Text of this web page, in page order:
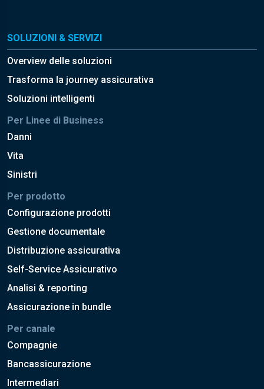
SOLUZIONI & SERVIZI
Overview delle soluzioni
Trasforma la journey assicurativa
Soluzioni intelligenti
Per Linee di Business
Danni
Vita
Sinistri
Per prodotto
Configurazione prodotti
Gestione documentale
Distribuzione assicurativa
Self-Service Assicurativo
Analisi & reporting
Assicurazione in bundle
Per canale
Compagnie
Bancassicurazione
Intermediari